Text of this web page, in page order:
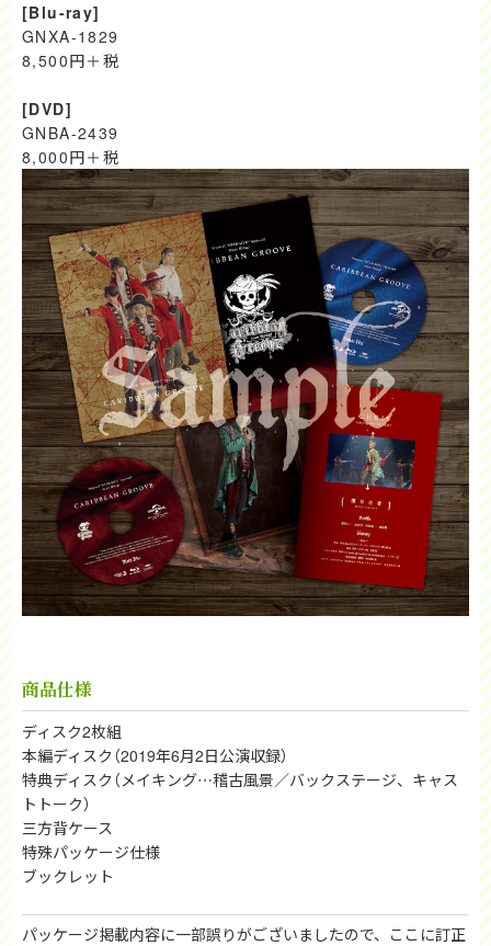
[Blu-ray]
GNXA-1829
8,500円＋税
[DVD]
GNBA-2439
8,000円＋税
商品仕様
ディスク2枚組
本編ディスク（2019年6月2日公演収録）
特典ディスク（メイキング…稽古風景／バックステージ、キャス
トトーク）
三方背ケース
特殊パッケージ仕様
ブックレット
パッケージ掲載内容に一部誤りがございましたので、ここに訂正